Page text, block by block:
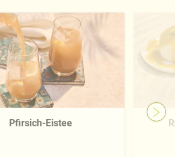
Pfirsich-Eistee